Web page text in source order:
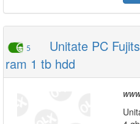
5
Unitate PC
ram 1 tb hdd